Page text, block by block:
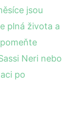
jsou
plná života a
Neri nebo
po